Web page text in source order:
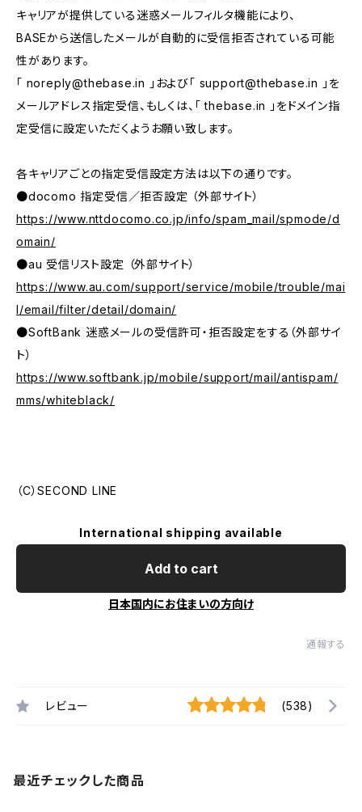
キャリアが提供している迷惑メールフィルタ機能により、
BASEから送信したメールが自動的に受信拒否されている可能
性があります。
「 noreply@thebase.in 」および「 support@thebase.in
」を
メールアドレス指定受信、もしくは、「 thebase.in 」をドメイン指
定受信に設定いただくようお願い致します。
各キャリアごとの指定受信設定方法は以下の通りです。
●docomo 指定受信／拒否設定 （外部サイト）
https://www.nttdocomo.co.jp/info/spam_mail/spmode/d
omain/
●au 受信リスト設定 （外部サイト）
https://www.au.com/support/service/mobile/trouble/mai
l/email/filter/detail/domain/
●SoftBank 迷惑メールの受信許可・拒否設定をする（外部サイ
ト）
https://www.softbank.jp/mobile/support/mail/antispam/
mms/whiteblack/
（C）SECOND LINE
International shipping available
Add to cart
日本国内にお住まいの方向け
通報する
レビュー (538)
最近チェックした商品